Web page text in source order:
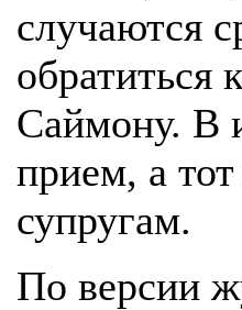
случаются
обратиться
Саймону. В
прием, а
супругам.
По версии